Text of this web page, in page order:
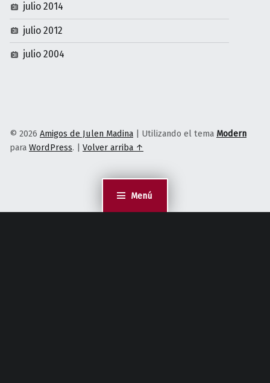
Menú
julio 2014
julio 2012
julio 2004
© 2026 Amigos de Julen Madina | Utilizando el tema Modern
para WordPress. | Volver arriba ↑